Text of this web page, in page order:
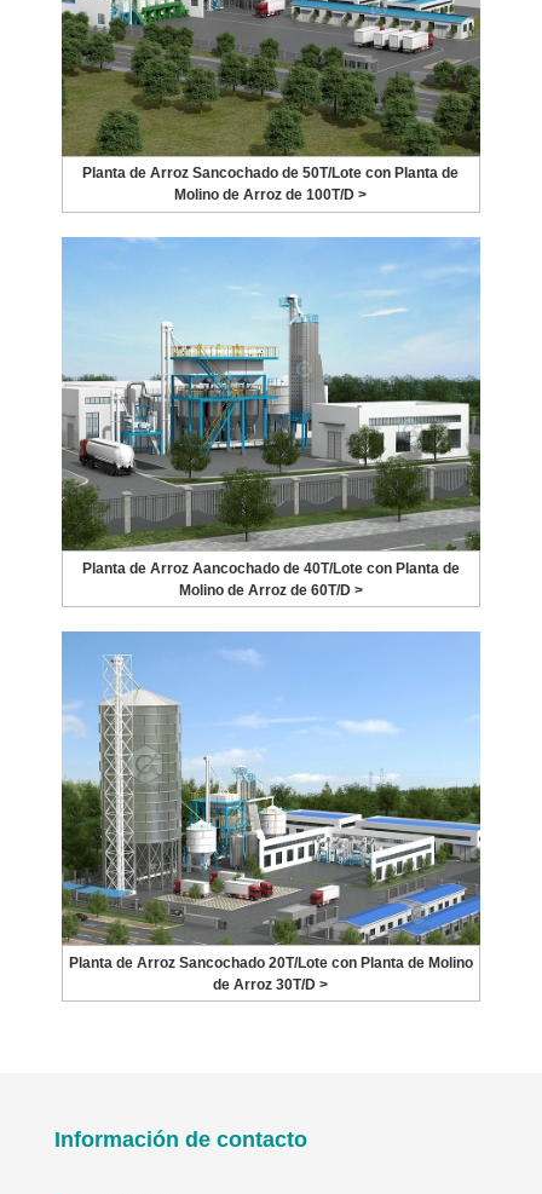
Planta de Arroz Sancochado de 50T/Lote con Planta de
Molino de Arroz de 100T/D >
Planta de Arroz Aancochado de 40T/Lote con Planta de
Molino de Arroz de 60T/D >
Planta de Arroz Sancochado 20T/Lote con Planta de Molino
de Arroz 30T/D >
Información de contacto